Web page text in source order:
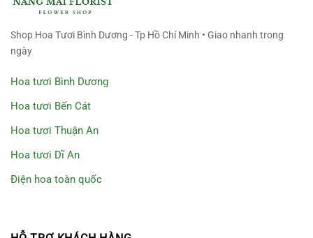
Shop Hoa Tươi Bình Dương - Tp Hồ Chí Minh • Giao nhanh trong
ngày
Hoa tươi Bình Dương
Hoa tươi Bến Cát
Hoa tươi Thuận An
Hoa tươi Dĩ An
Điện hoa toàn quốc